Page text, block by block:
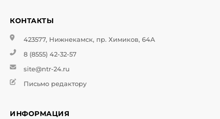
КОНТАКТЫ
423577, Нижнекамск, пр. Химиков, 64А
8 (8555) 42-32-57
site@ntr-24.ru
Письмо редактору
ИНФОРМАЦИЯ